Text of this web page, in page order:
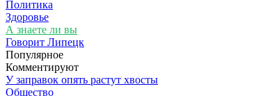
Политика
Здоровье
А знаете ли вы
Говорит Липецк
Популярное
Комментируют
У заправок опять растут хвосты
Общество